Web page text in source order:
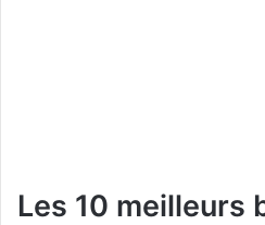
Les 10 meilleurs